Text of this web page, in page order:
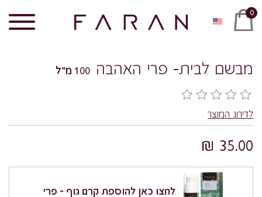
0
מבשם לבית- פרי האהבה 100 מ"ל
לדירוג המוצר
35.00 ₪
לחצו כאן להוספת קרם גוף – פרי